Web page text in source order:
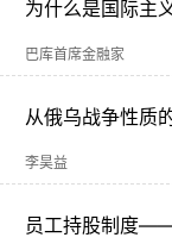
为什么是国际主
巴库首席金融家
从俄乌战争性质
李昊益
员工持股制度